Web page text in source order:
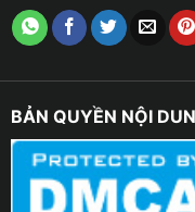
BẢN QUYỀN NỘI